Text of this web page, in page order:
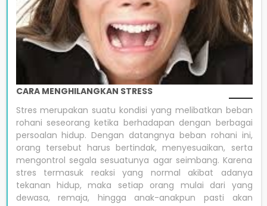
CARA MENGHILANGKAN STRESS
Stres merupakan suatu kondisi yang melibatkan beban
rohani seseorang ketika berhadapan dengan berbagai
persoalan hidup. Dengan datangnya beban rohani ini,
orang tersebut harus bertindak, menyesuaikan, serta
mengontrol segala sesuatunya agar seimbang. Karena
stres termasuk reaksi yang normal akibat adanya
tekanan hidup, maka setiap orang mulai dari yang
dewasa, remaja, hingga anak-anakpun pasti akan